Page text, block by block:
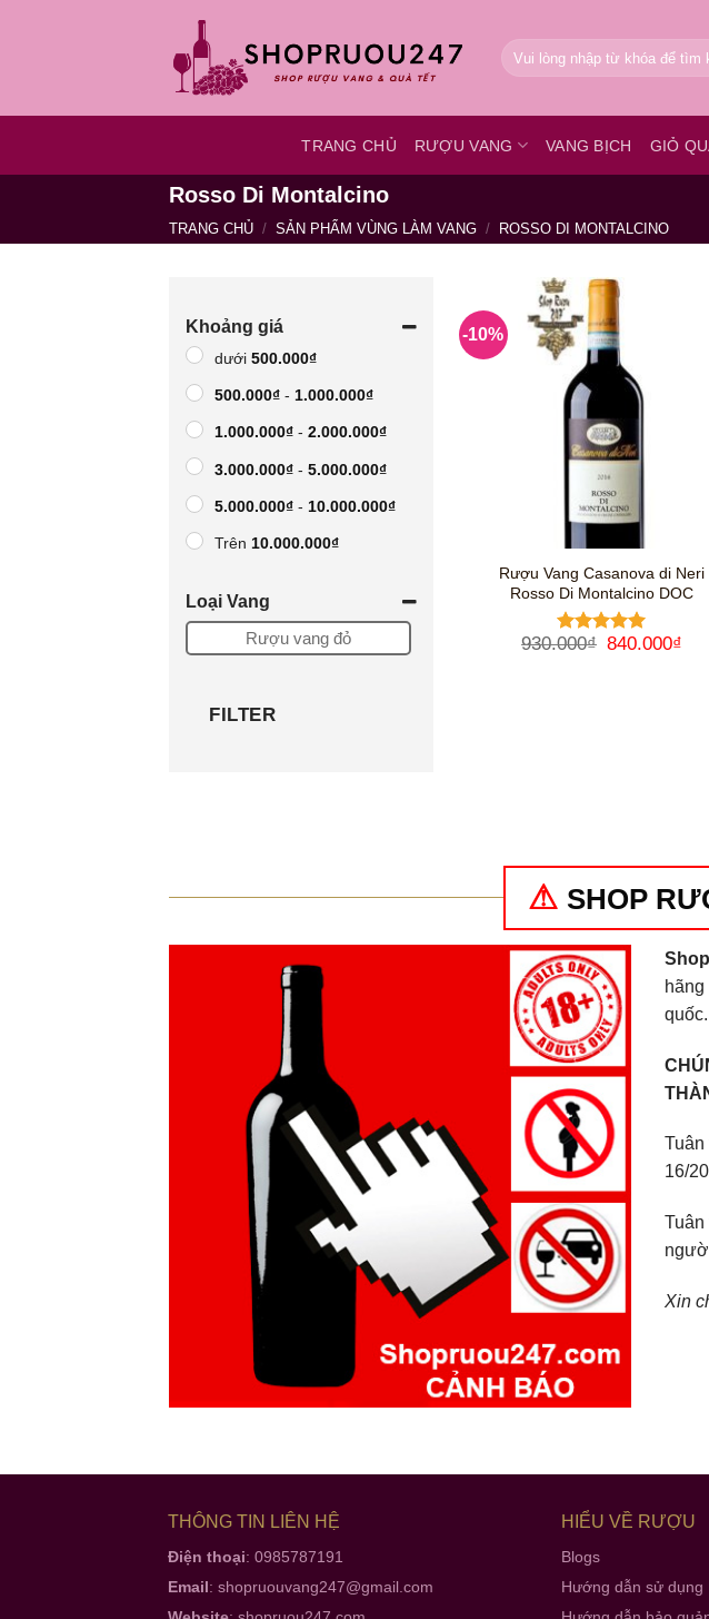
Tìm
kiếm:
TRANG CHỦ RƯỢU VANG VANG BỊCH GIỎ
Rosso Di Montalcino
TRANG CHỦ / SẢN PHẨM VÙNG LÀM VANG / ROSSO DI MONTALCINO
Khoảng giá
dưới 500.000₫
500.000₫ - 1.000.000₫
1.000.000₫ - 2.000.000₫
3.000.000₫ - 5.000.000₫
5.000.000₫ - 10.000.000₫
Trên 10.000.000₫
Loại Vang
Rượu vang đỏ
FILTER
-10%
Rượu Vang Casanova di Neri
Rosso Di Montalcino DOC
Được xếp
930.000₫ Giá
840.000₫
SHOP
quốc.
Tuân
16/
Tuân
Xin
THÔNG TIN LIÊN HỆ
Điện thoại: 0985787191
Email: shopruouvang247@gmail.com
HIỂU VỀ RƯỢU
Blogs
Hướng dẫn sử dụng